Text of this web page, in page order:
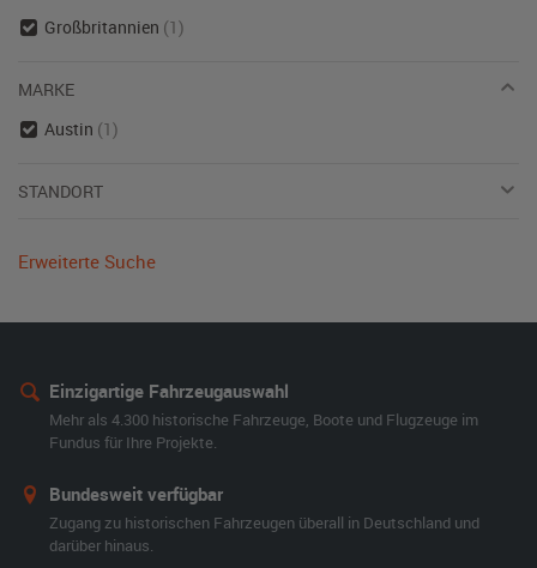
Großbritannien (1)
MARKE
Austin (1)
STANDORT
Erweiterte Suche
Einzigartige Fahrzeugauswahl
Mehr als 4.300 historische Fahrzeuge, Boote und Flugzeuge im
Fundus für Ihre Projekte.
Bundesweit verfügbar
Zugang zu historischen Fahrzeugen überall in Deutschland und
darüber hinaus.